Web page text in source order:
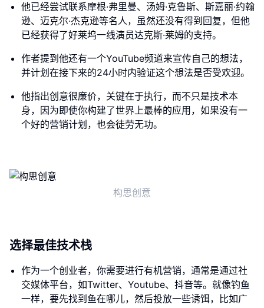
他已经尝试联系摩根·弗里曼、汤姆·克鲁斯、斯嘉丽·约翰
逊、迈克尔·杰克逊等名人，虽然还没有得到回复，但他
已经获得了好莱坞一线演员达克斯·莱姆的支持。
作者提到他还有一个YouTube频道来宣传自己的想法，
并计划在接下来的24小时内验证这个想法是否受欢迎。
他指出创意很廉价，关键在于执行，而不只是技术本
身，因为即使你构建了世界上最棒的应用，如果没有一
个好的营销计划，也会徒劳无功。
构思创意
选择最佳技术栈
作为一个创业者，你需要进行有机营销，通常是通过社
交媒体平台，如Twitter、Youtube、抖音等。就像钓鱼
一样，要先找到鱼在哪儿，然后投放一些诱饵，比如广